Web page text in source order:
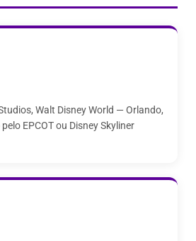
Walt Disney World — Orlando,
EPCOT ou Disney Skyliner